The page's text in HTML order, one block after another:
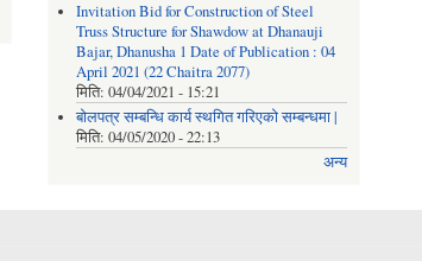
Invitation Bid for Construction of Steel
Truss Structure for Shawdow at Dhanauji
Bajar, Dhanusha 1 Date of Publication : 04
April 2021 (22 Chaitra 2077)
मिति: 04/04/2021 - 15:21
बोलपत्र सम्बन्धि कार्य स्थगित गरिएको सम्बन्धमा |
मिति: 04/05/2020 - 22:13
अन्य